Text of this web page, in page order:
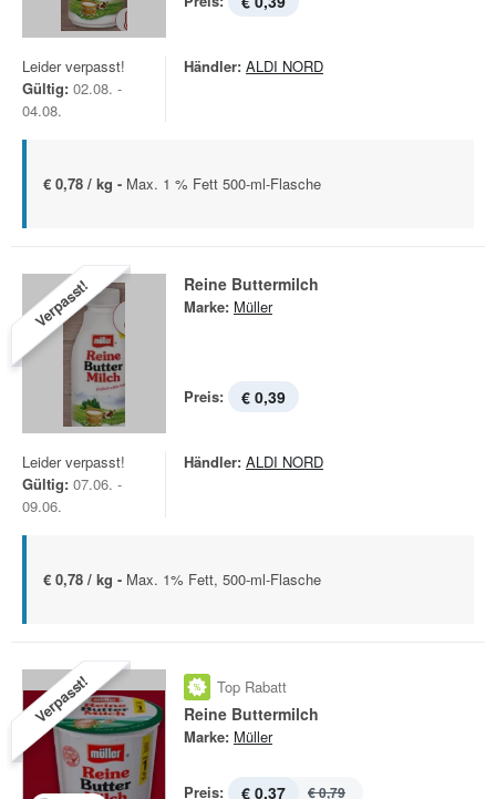
Leider verpasst!
Gültig: 02.08. -
04.08.
Händler: ALDI NORD
€ 0,78 / kg - Max. 1 % Fett 500-ml-Flasche
Verpasst! Reine Buttermilch
Marke: Müller
Preis: € 0,39
Leider verpasst!
Gültig: 07.06. -
09.06.
Händler: ALDI NORD
€ 0,78 / kg - Max. 1% Fett, 500-ml-Flasche
Verpasst! Top Rabatt
Reine Buttermilch
Marke: Müller
Preis: € 0,37 € 0,79